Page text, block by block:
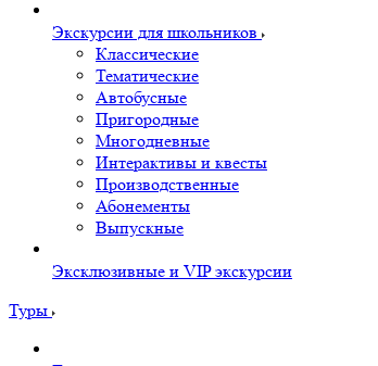
Экскурсии для школьников
Классические
Тематические
Автобусные
Пригородные
Многодневные
Интерактивы и квесты
Производственные
Абонементы
Выпускные
Эксклюзивные и VIP экскурсии
Туры